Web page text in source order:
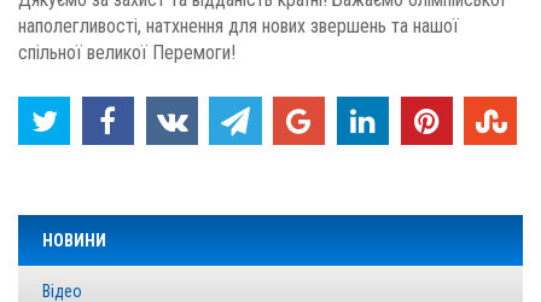
наполегливості, натхнення для нових звершень та нашої
спільної великої Перемоги!
НОВИНИ
Відео